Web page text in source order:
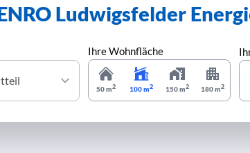
Ludwigsfelder
Ihre Wohnfläche
50 m2 100 m2 150 m2 180 m2